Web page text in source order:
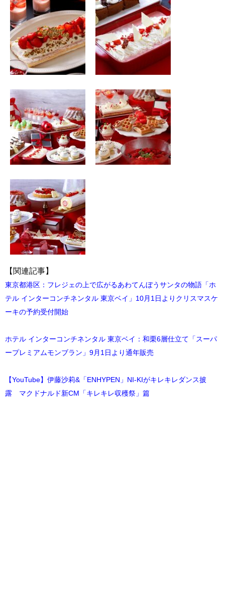
【関連記事】
東京都港区：フレジェの上で広がるあわてんぼうサンタの物語「ホ
テル インターコンチネンタル 東京ベイ」10月1日よりクリスマスケ
ーキの予約受付開始
ホテル インターコンチネンタル 東京ベイ：和栗6層仕立て「スーパ
ープレミアムモンブラン」9月1日より通年販売
【YouTube】伊藤沙莉&「ENHYPEN」NI-KIがキレキレダンス披
露 マクドナルド新CM「キレキレ収穫祭」篇